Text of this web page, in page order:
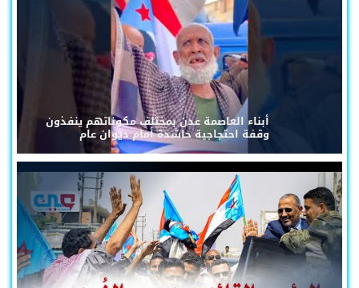
أبناء العاصمة عدن بمختلف مكوناتهم ينفذون
وقفة احتجاجية حاشدة أمام ديوان عام